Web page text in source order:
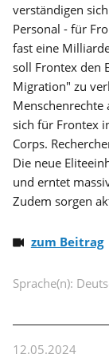
verständigen
Personal - für
fast eine
soll Frontex den
Migration" zu
Menschenrechte
sich für Frontex
Corps.
Die neue
und erntet
Zudem sorgen
zum Beitrag
Sprache(n):
12.05.2024